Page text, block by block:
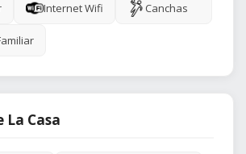
Internet Wifi Canchas
La Casa